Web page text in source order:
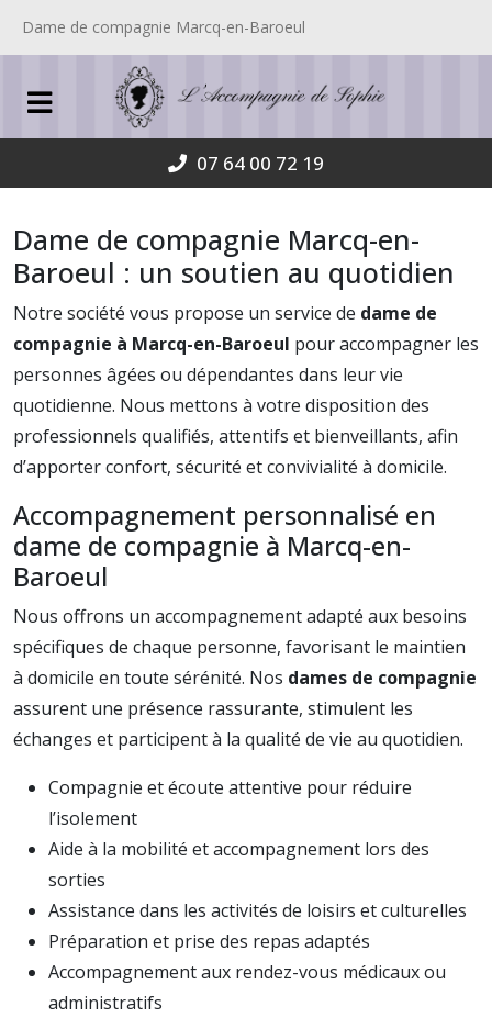
Dame de compagnie Marcq-en-Baroeul
07 64 00 72 19
Dame de compagnie Marcq-en-
Baroeul : un soutien au quotidien
Notre société vous propose un service de dame de
compagnie à Marcq-en-Baroeul pour accompagner les
personnes âgées ou dépendantes dans leur vie
quotidienne. Nous mettons à votre disposition des
professionnels qualifiés, attentifs et bienveillants, afin
d’apporter confort, sécurité et convivialité à domicile.
Accompagnement personnalisé en
dame de compagnie à Marcq-en-
Baroeul
Nous offrons un accompagnement adapté aux besoins
spécifiques de chaque personne, favorisant le maintien
à domicile en toute sérénité. Nos dames de compagnie
assurent une présence rassurante, stimulent les
échanges et participent à la qualité de vie au quotidien.
Compagnie et écoute attentive pour réduire
l’isolement
Aide à la mobilité et accompagnement lors des
sorties
Assistance dans les activités de loisirs et culturelles
Préparation et prise des repas adaptés
Accompagnement aux rendez-vous médicaux ou
administratifs